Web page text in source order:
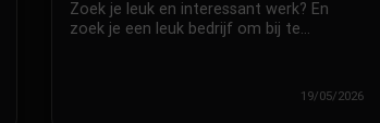
19/05/2026
Zoek je leuk en interessant werk? En
zoek je een leuk bedrijf om bij te…